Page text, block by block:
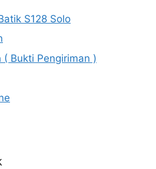
S128 Solo
( Bukti Pengiriman )